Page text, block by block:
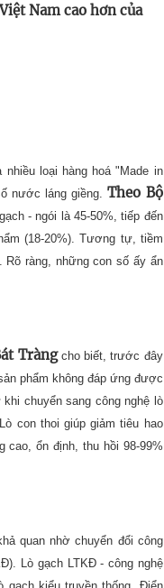
Nam cao hơn của
loại hàng hoá "Made in
nước láng giềng.Theo Bộ
- ngói là 45-50%, tiếp đến
(18-20%). Tương tự, tiềm
Rõ ràng, những con số ấy ẩn
Tràngcho biết, trước đây
phẩm không đáp ứng được
chuyển sang công nghệ lò
con thoi giúp giảm tiêu hao
cao, ổn định, thu hồi 98-99%
quan nhờ chuyển đổi công
Lò gạch LTKĐ - công nghệ